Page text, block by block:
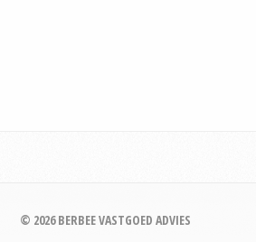
© 2026 BERBEE VASTGOED ADVIES